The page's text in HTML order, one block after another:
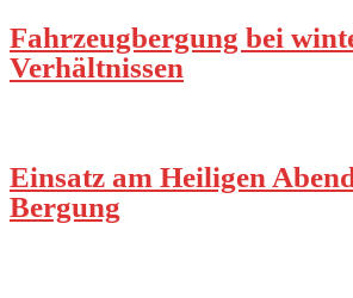
Fahrzeugbergung bei
Verhältnissen
Einsatz am Heiligen
Bergung